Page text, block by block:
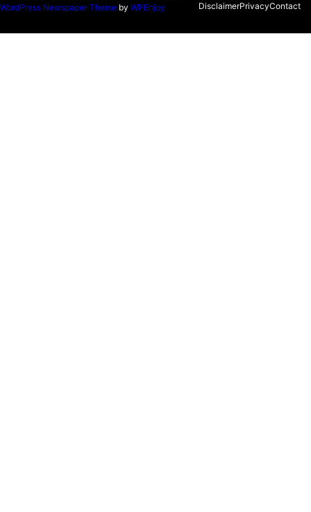
WordPress Newspaper Theme by WPEnjoy
DisclaimerPrivacyContact